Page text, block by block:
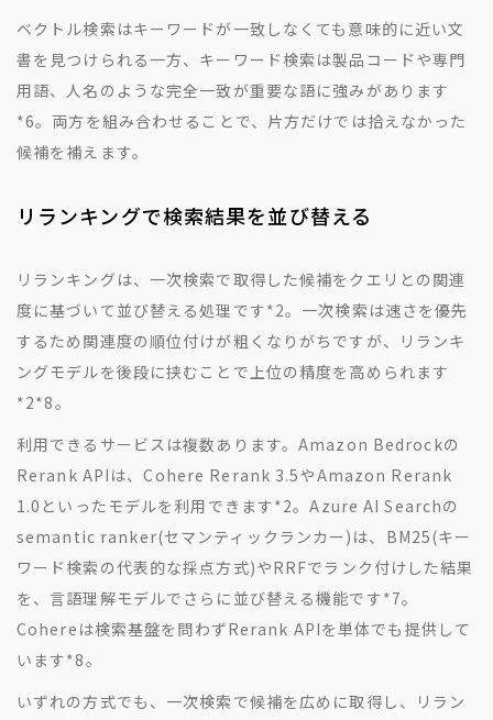
ベクトル検索はキーワードが一致しなくても意味的に近い文
書を見つけられる一方、キーワード検索は製品コードや専門
用語、人名のような完全一致が重要な語に強みがあります
*6。両方を組み合わせることで、片方だけでは拾えなかった
候補を補えます。
リランキングで検索結果を並び替える
リランキングは、一次検索で取得した候補をクエリとの関連
度に基づいて並び替える処理です*2。一次検索は速さを優先
するため関連度の順位付けが粗くなりがちですが、リランキ
ングモデルを後段に挟むことで上位の精度を高められます
*2*8。
利用できるサービスは複数あります。Amazon Bedrockの
Rerank APIは、Cohere Rerank 3.5やAmazon Rerank
1.0といったモデルを利用できます*2。Azure AI Searchの
semantic ranker(セマンティックランカー)は、BM25(キー
ワード検索の代表的な採点方式)やRRFでランク付けした結果
を、言語理解モデルでさらに並び替える機能です*7。
Cohereは検索基盤を問わずRerank APIを単体でも提供して
います*8。
いずれの方式でも、一次検索で候補を広めに取得し、リラン